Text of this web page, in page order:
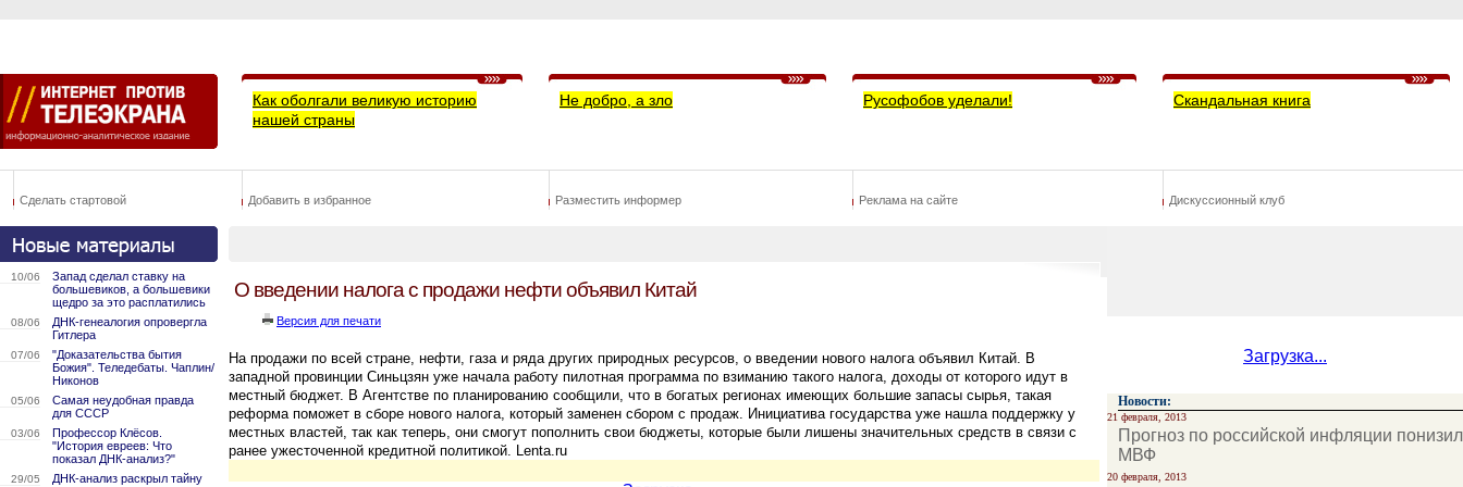
Как оболгали великую историю
нашей страны
Не добро, а зло Русофобов уделали! Скандальная книга
Сделать стартовой Добавить в избранное Разместить информер Реклама на сайте Дискуссионный клуб
10/06
Запад сделал ставку на
большевиков, а большевики
щедро за это расплатились
08/06
ДНК-генеалогия опровергла
Гитлера
07/06
"Доказательства бытия
Божия". Теледебаты. Чаплин/
Никонов
05/06
Самая неудобная правда
для СССР
03/06
Профессор Клёсов.
"История евреев: Что
показал ДНК-анализ?"
29/05
ДНК-анализ раскрыл тайну
О введении налога с продажи нефти объявил Китай
Версия для печати
На продажи по всей стране, нефти, газа и ряда других природных ресурсов, о введении нового налога объявил Китай. В
западной провинции Синьцзян уже начала работу пилотная программа по взиманию такого налога, доходы от которого идут в
местный бюджет. В Агентстве по планированию сообщили, что в богатых регионах имеющих большие запасы сырья, такая
реформа поможет в сборе нового налога, который заменен сбором с продаж. Инициатива государства уже нашла поддержку у
местных властей, так как теперь, они смогут пополнить свои бюджеты, которые были лишены значительных средств в связи с
ранее ужесточенной кредитной политикой. Lenta.ru
Загрузка...
Новости:
21 февраля, 2013
Прогноз по российской инфляции понизил
МВФ
20 февраля, 2013